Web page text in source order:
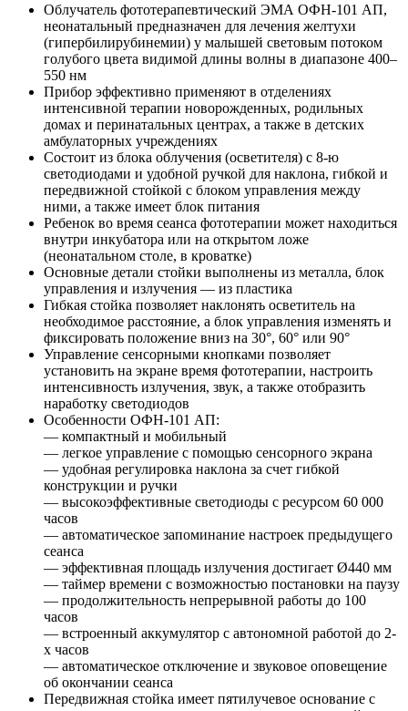
Облучатель фототерапевтический ЭМА ОФН-101 АП,
неонатальный предназначен для лечения желтухи
(гипербилирубинемии) у малышей световым потоком
голубого цвета видимой длины волны в диапазоне 400–
550 нм
Прибор эффективно применяют в отделениях
интенсивной терапии новорожденных, родильных
домах и перинатальных центрах, а также в детских
амбулаторных учреждениях
Состоит из блока облучения (осветителя) с 8-ю
светодиодами и удобной ручкой для наклона, гибкой и
передвижной стойкой с блоком управления между
ними, а также имеет блок питания
Ребенок во время сеанса фототерапии может находиться
внутри инкубатора или на открытом ложе
(неонатальном столе, в кроватке)
Основные детали стойки выполнены из металла, блок
управления и излучения — из пластика
Гибкая стойка позволяет наклонять осветитель на
необходимое расстояние, а блок управления изменять и
фиксировать положение вниз на 30°, 60° или 90°
Управление сенсорными кнопками позволяет
установить на экране время фототерапии, настроить
интенсивность излучения, звук, а также отобразить
наработку светодиодов
Особенности ОФН-101 АП:
— компактный и мобильный
— легкое управление с помощью сенсорного экрана
— удобная регулировка наклона за счет гибкой
конструкции и ручки
— высокоэффективные светодиоды с ресурсом 60 000
часов
— автоматическое запоминание настроек предыдущего
сеанса
— эффективная площадь излучения достигает Ø440 мм
— таймер времени с возможностью постановки на паузу
— продолжительность непрерывной работы до 100
часов
— встроенный аккумулятор с автономной работой до 2-
х часов
— автоматическое отключение и звуковое оповещение
об окончании сеанса
Передвижная стойка имеет пятилучевое основание с